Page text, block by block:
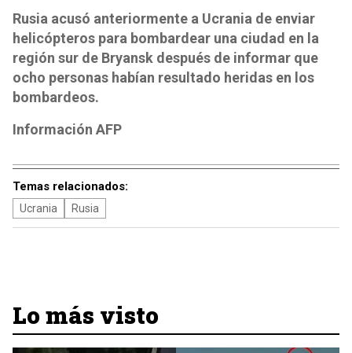
Rusia acusó anteriormente a Ucrania de enviar
helicópteros para bombardear una ciudad en la
región sur de Bryansk después de informar que
ocho personas habían resultado heridas en los
bombardeos.
Información AFP
Temas relacionados:
Ucrania Rusia
Lo más visto